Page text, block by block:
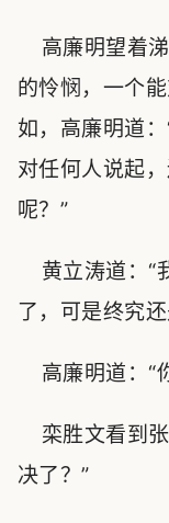
高廉明望着涕
的怜悯，一个
如，高廉明道
对任何人说起
呢？”
黄立涛道：“
了，可是终究
高廉明道：“
栾胜文看到张
决了？”